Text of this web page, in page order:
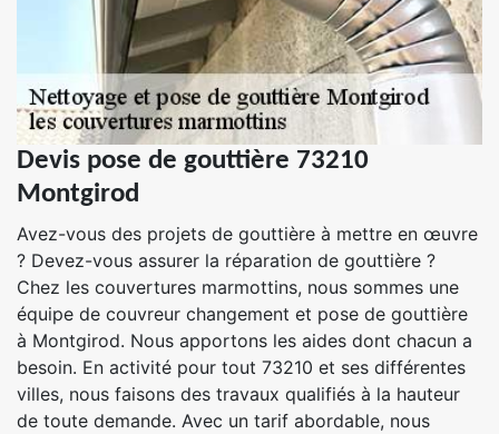
Devis pose de gouttière 73210
Montgirod
Avez-vous des projets de gouttière à mettre en œuvre
? Devez-vous assurer la réparation de gouttière ?
Chez les couvertures marmottins, nous sommes une
équipe de couvreur changement et pose de gouttière
à Montgirod. Nous apportons les aides dont chacun a
besoin. En activité pour tout 73210 et ses différentes
villes, nous faisons des travaux qualifiés à la hauteur
de toute demande. Avec un tarif abordable, nous